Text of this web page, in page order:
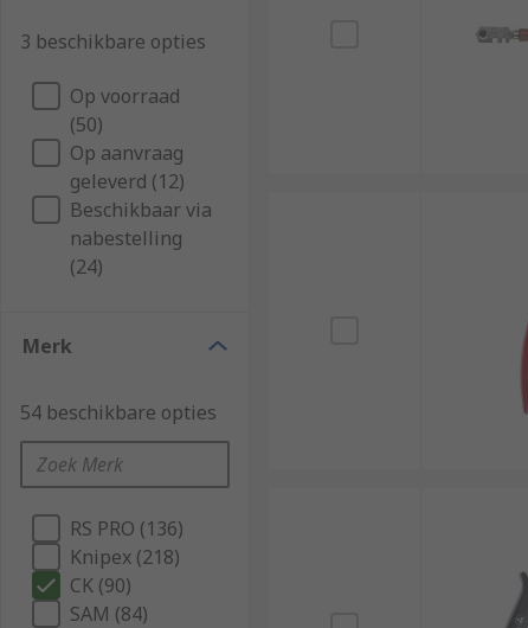
3 beschikbare opties
Op voorraad
(50)
Op aanvraag
geleverd (12)
Beschikbaar via
nabestelling
(24)
Merk
54 beschikbare opties
RS PRO (136)
Knipex (218)
CK (90)
SAM (84)